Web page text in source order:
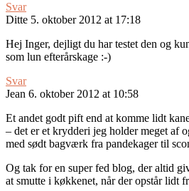
Svar
Ditte 5. oktober 2012 at 17:18
Hej Inger, dejligt du har testet den og
som lun efterårskage :-)
Svar
Jean 6. oktober 2012 at 10:58
Et andet godt pift end at komme lidt
– det er et krydderi jeg holder meget af
med sødt bagværk fra pandekager til
Og tak for en super fed blog, der altid
at smutte i køkkenet, når der opstår lidt